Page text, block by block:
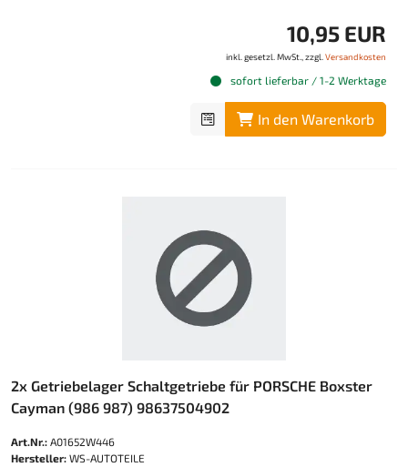
10,95 EUR
inkl. gesetzl. MwSt., zzgl. Versandkosten
sofort lieferbar / 1-2 Werktage
In den Warenkorb
2x Getriebelager Schaltgetriebe für PORSCHE Boxster
Cayman (986 987) 98637504902
Art.Nr.: A01652W446
Hersteller: WS-AUTOTEILE